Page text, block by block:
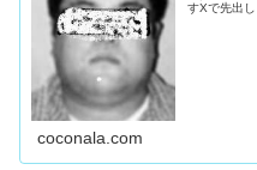
すXで先出
coconala.com